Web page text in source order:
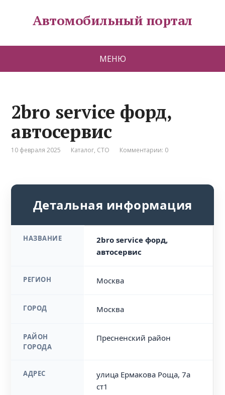
Автомобильный портал
МЕНЮ
2bro service форд,
автосервис
10 февраля 2025 Каталог, СТО Комментарии: 0
Детальная информация
НАЗВАНИЕ
2bro service форд,
автосервис
РЕГИОН Москва
ГОРОД Москва
РАЙОН
ГОРОДА
Пресненский район
АДРЕС
улица Ермакова Роща, 7а
ст1